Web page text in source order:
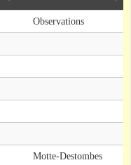
Observations
Motte-Destombes